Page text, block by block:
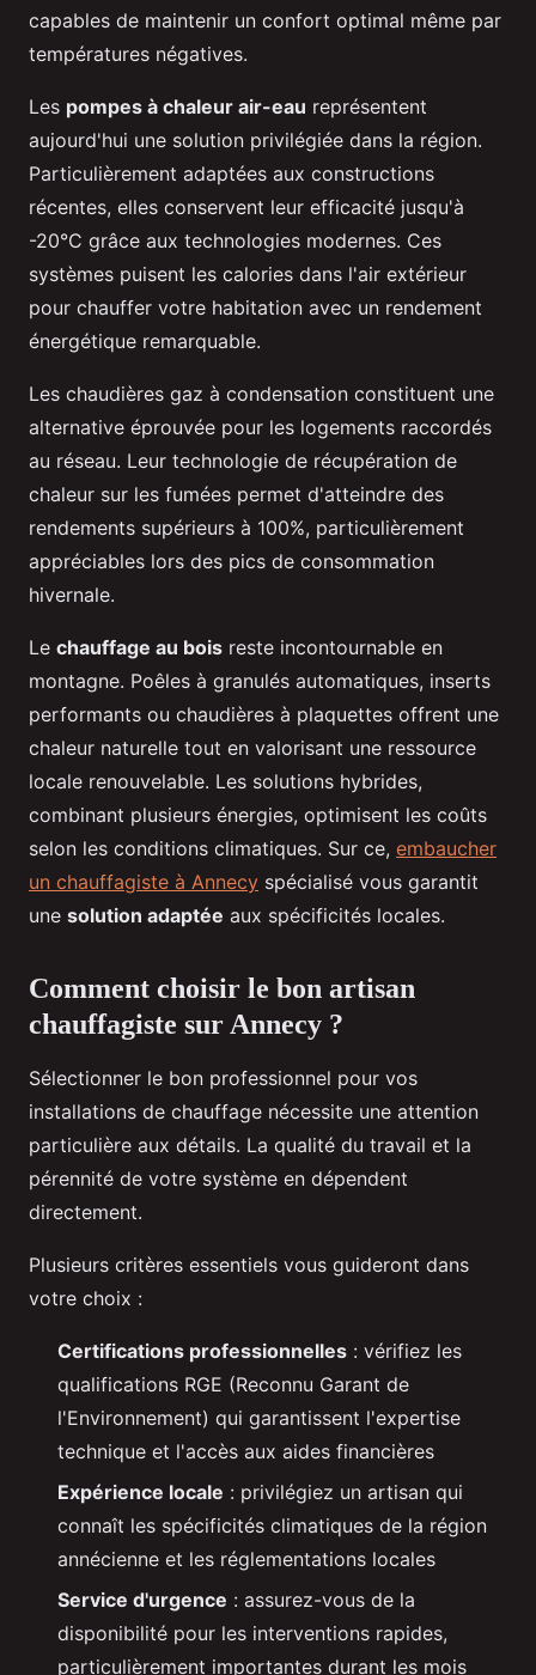
capables de maintenir un confort optimal même par
températures négatives.
Les pompes à chaleur air-eau représentent
aujourd'hui une solution privilégiée dans la région.
Particulièrement adaptées aux constructions
récentes, elles conservent leur efficacité jusqu'à
-20°C grâce aux technologies modernes. Ces
systèmes puisent les calories dans l'air extérieur
pour chauffer votre habitation avec un rendement
énergétique remarquable.
Les chaudières gaz à condensation constituent une
alternative éprouvée pour les logements raccordés
au réseau. Leur technologie de récupération de
chaleur sur les fumées permet d'atteindre des
rendements supérieurs à 100%, particulièrement
appréciables lors des pics de consommation
hivernale.
Le chauffage au bois reste incontournable en
montagne. Poêles à granulés automatiques, inserts
performants ou chaudières à plaquettes offrent une
chaleur naturelle tout en valorisant une ressource
locale renouvelable. Les solutions hybrides,
combinant plusieurs énergies, optimisent les coûts
selon les conditions climatiques. Sur ce, embaucher
un chauffagiste à Annecy spécialisé vous garantit
une solution adaptée aux spécificités locales.
Comment choisir le bon artisan
chauffagiste sur Annecy ?
Sélectionner le bon professionnel pour vos
installations de chauffage nécessite une attention
particulière aux détails. La qualité du travail et la
pérennité de votre système en dépendent
directement.
Plusieurs critères essentiels vous guideront dans
votre choix :
Certifications professionnelles : vérifiez les
qualifications RGE (Reconnu Garant de
l'Environnement) qui garantissent l'expertise
technique et l'accès aux aides financières
Expérience locale : privilégiez un artisan qui
connaît les spécificités climatiques de la région
annécienne et les réglementations locales
Service d'urgence : assurez-vous de la
disponibilité pour les interventions rapides,
particulièrement importantes durant les mois